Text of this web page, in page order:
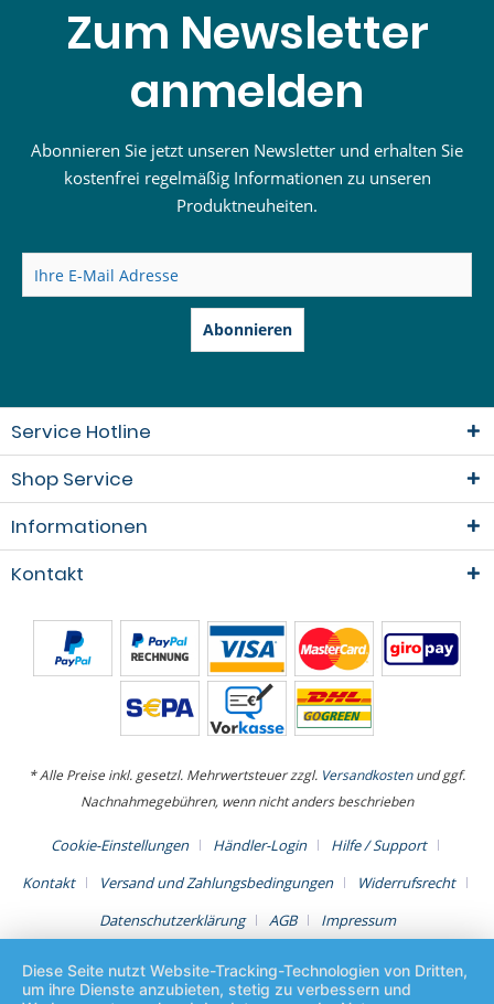
Zum Newsletter
anmelden
Abonnieren Sie jetzt unseren Newsletter und erhalten Sie
kostenfrei regelmäßig Informationen zu unseren
Produktneuheiten.
Abonnieren
Service Hotline
Shop Service
Informationen
Kontakt
* Alle Preise inkl. gesetzl. Mehrwertsteuer zzgl. Versandkostenund ggf.
Nachnahmegebühren, wenn nicht anders beschrieben
Cookie-Einstellungen Händler-Login
Hilfe / Support
Kontakt
Versand und Zahlungsbedingungen
Widerrufsrecht
Datenschutzerklärung
AGB Impressum
Diese Seite nutzt Website-Tracking-Technologien von Dritten,
um ihre Dienste anzubieten, stetig zu verbessern und